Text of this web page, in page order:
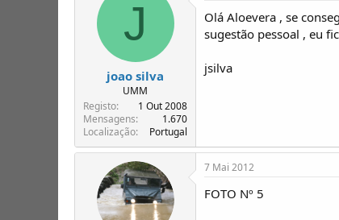
J
joao silva
UMM
Registo
1 Out 2008
Mensagens
1.670
Localização
Portugal
Olá Aloevera , se
sugestão pessoal , eu
jsilva
7 Mai 2012
FOTO Nº 5